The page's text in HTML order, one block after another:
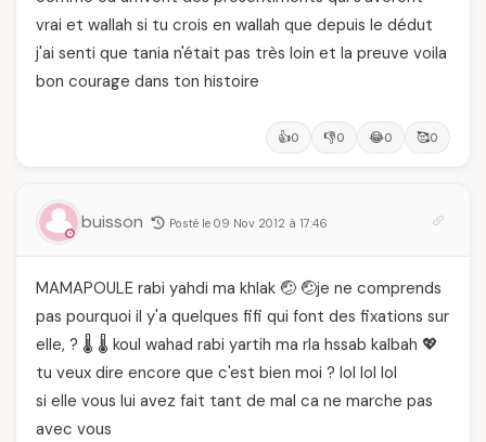
vrai et wallah si tu crois en wallah que depuis le dédut
j'ai senti que tania n'était pas très loin et la preuve voila
bon courage dans ton histoire
👍0 👎0 😂0 🥰0
buisson Posté le 09 Nov 2012 à 17:46
MAMAPOULE rabi yahdi ma khlak 🤕 🤕je ne comprends
pas pourquoi il y'a quelques fifi qui font des fixations sur
elle, ? 🌡️ 🌡️ koul wahad rabi yartih ma rla hssab kalbah 💖
tu veux dire encore que c'est bien moi ? lol lol lol
si elle vous lui avez fait tant de mal ca ne marche pas
avec vous